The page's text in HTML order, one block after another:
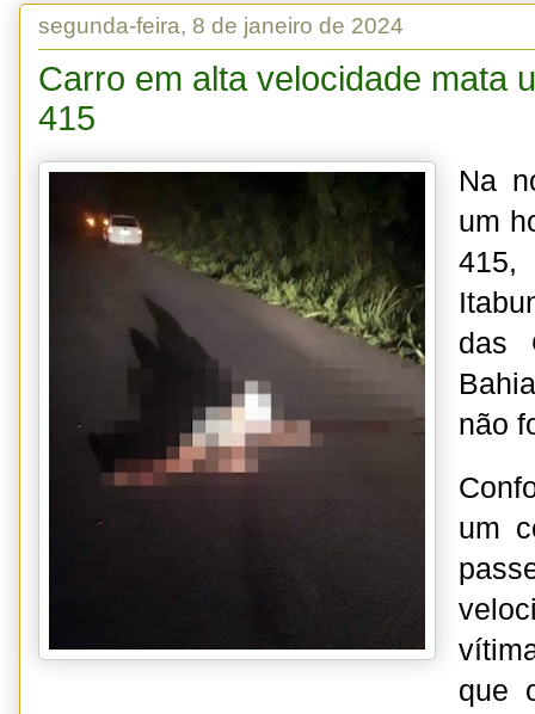
segunda-feira, 8 de janeiro de 2024
Carro em alta velocidade mata
415
Na
um
das
não
um
que